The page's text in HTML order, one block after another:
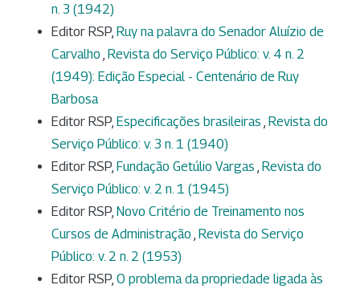
n. 3 (1942)
Editor RSP, Ruy na palavra do Senador Aluízio de
Carvalho , Revista do Serviço Público: v. 4 n. 2
(1949): Edição Especial - Centenário de Ruy
Barbosa
Editor RSP, Especificações brasileiras , Revista do
Serviço Público: v. 3 n. 1 (1940)
Editor RSP, Fundação Getúlio Vargas , Revista do
Serviço Público: v. 2 n. 1 (1945)
Editor RSP, Novo Critério de Treinamento nos
Cursos de Administração , Revista do Serviço
Público: v. 2 n. 2 (1953)
Editor RSP, O problema da propriedade ligada às